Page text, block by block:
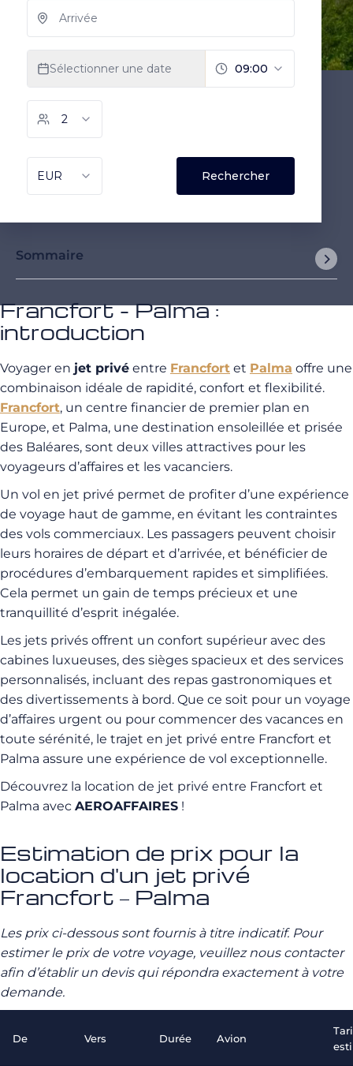
Sommaire
Francfort - Palma :
introduction
Voyager en jet privé entre Francfort et Palma offre une
combinaison idéale de rapidité, confort et flexibilité.
Francfort, un centre financier de premier plan en
Europe, et Palma, une destination ensoleillée et prisée
des Baléares, sont deux villes attractives pour les
voyageurs d’affaires et les vacanciers.
Un vol en jet privé permet de profiter d’une expérience
de voyage haut de gamme, en évitant les contraintes
des vols commerciaux. Les passagers peuvent choisir
leurs horaires de départ et d’arrivée, et bénéficier de
procédures d’embarquement rapides et simplifiées.
Cela permet un gain de temps précieux et une
tranquillité d’esprit inégalée.
Les jets privés offrent un confort supérieur avec des
cabines luxueuses, des sièges spacieux et des services
personnalisés, incluant des repas gastronomiques et
des divertissements à bord. Que ce soit pour un voyage
d’affaires urgent ou pour commencer des vacances en
toute sérénité, le trajet en jet privé entre Francfort et
Palma assure une expérience de vol exceptionnelle.
Découvrez la location de jet privé entre Francfort et
Palma avec AEROAFFAIRES !
Estimation de prix pour la
location d'un jet privé
Francfort – Palma
Les prix ci-dessous sont fournis à titre indicatif. Pour
estimer le prix de votre voyage, veuillez nous contacter
afin d’établir un devis qui répondra exactement à votre
demande.
De Vers Durée Avion